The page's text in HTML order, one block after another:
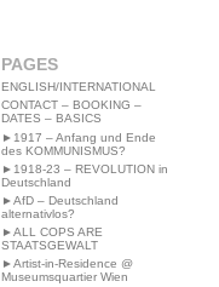
PAGES
ENGLISH/INTERNATIONAL
CONTACT – BOOKING –
DATES – BASICS
►1917 – Anfang und Ende
des KOMMUNISMUS?
►1918-23 – REVOLUTION in
Deutschland
►AfD – Deutschland
alternativlos?
►ALL COPS ARE
STAATSGEWALT
►Artist-in-Residence @
Museumsquartier Wien